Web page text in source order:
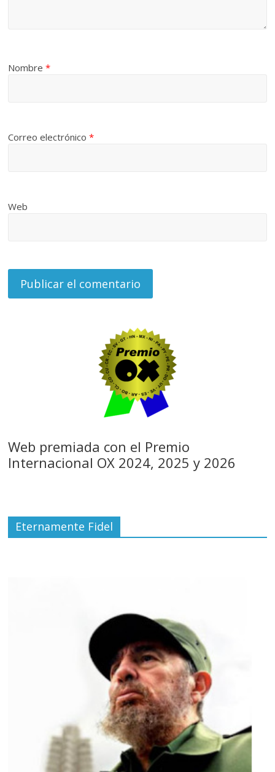
Nombre*
Correo electrónico*
Web
Web premiada con el Premio
Internacional OX 2024, 2025 y 2026
Eternamente Fidel